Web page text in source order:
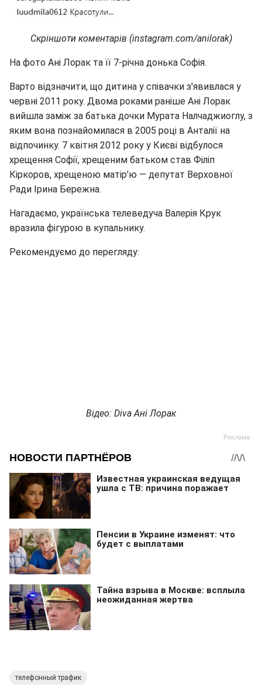
Скріншоти коментарів (instagram.com/anilorak)
На фото Ані Лорак та її 7-річна донька Софія.
Варто відзначити, що дитина у співачки з'явивлася у
червні 2011 року. Двома роками раніше Ані Лорак
вийшла заміж за батька дочки Мурата Налчаджиоглу, з
яким вона познайомилася в 2005 році в Анталії на
відпочинку. 7 квітня 2012 року у Києві відбулося
хрещення Софії, хрещеним батьком став Філіп
Кіркоров, хрещеною матір'ю — депутат Верховної
Ради Ірина Бережна.
Нагадаємо, українська телеведуча Валерія Крук
вразила фігурою в купальнику.
Рекомендуємо до перегляду:
Відео: Diva Ані Лорак
телефонный трафик